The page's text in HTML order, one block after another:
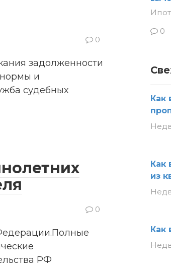
0
задолженности
нормы и
судебных
0
РФ
0
Как
Как
из
Как